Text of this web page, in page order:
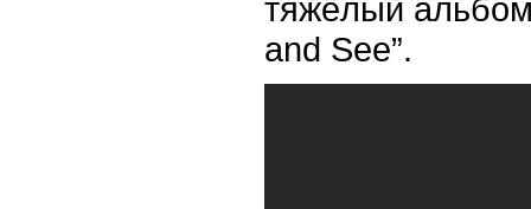
тяжёлый
and See”.